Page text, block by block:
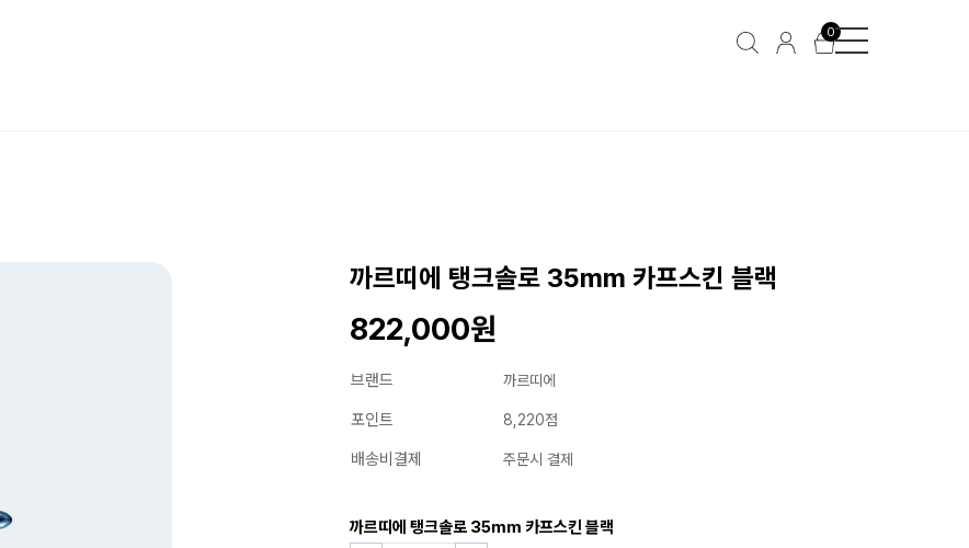
0
까르띠에 탱크솔로 35mm 카프스킨 블랙
822,000원
브랜드 까르띠에
포인트 8,220점
배송비결제 주문시 결제
까르띠에 탱크솔로 35mm 카프스킨 블랙